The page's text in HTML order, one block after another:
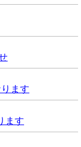
ます
ます